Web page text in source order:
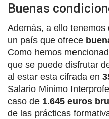
Buenas
Además, a ello
un país que ofrece
Como hemos
que se puede disfrutar
al estar esta cifrada en
Salario Minimo
caso de 1.645 euros
de las prácticas